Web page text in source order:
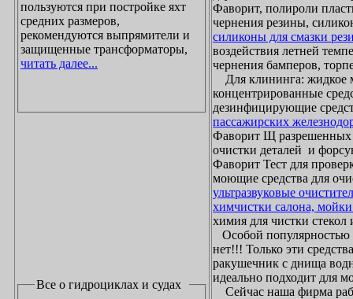
пользуются при постройке яхт
средних размеров,
рекомендуются выпрямители и
защищенные трансформаторы,
читать далее...
Все о гидроциклах и судах
Фаворит, полироли
чернения резины,
силиконы для смазки
воздействия летней
чернения бамперов,
Для клининга: жидкое
концентрированные
дезинфицирующие
пассажирских
Фаворит Щ
очистки деталей и
Фаворит Тест для
моющие средства для
ультразвуковые
химчистки салона,
химия для чистки стекол
Особой популярностью
нет!!! Только эти
ракушечник с днища
идеально подходит для
Сейчас наша фирма